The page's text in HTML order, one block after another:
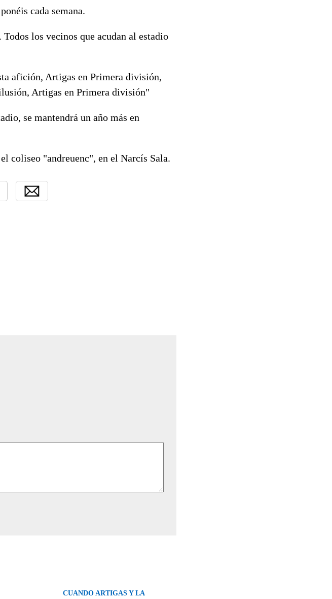
cada semana.
los vecinos que acudan al estadio
afición, Artigas en Primera división,
Artigas en Primera división"
se mantendrá un año más en
coliseo "andreuenc", en el Narcís Sala.
CUANDO ARTIGAS Y LA